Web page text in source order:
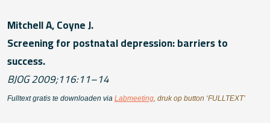
Mitchell A, Coyne J.
Screening for postnatal depression: barriers to
success.
BJOG 2009;116:11–14
Fulltext gratis te downloaden via Labmeeting, druk op button ‘FULLTEXT’